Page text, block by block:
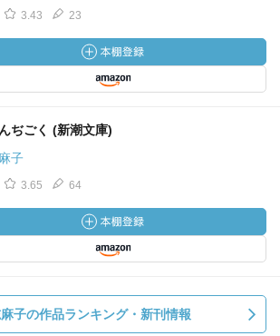
3.43 23
ぢごく (新潮文庫)
子
3.65 64
子の作品ランキング・新刊情報